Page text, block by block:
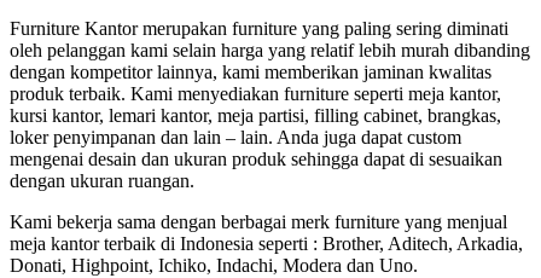
Furniture Kantor merupakan furniture yang paling sering diminati
oleh pelanggan kami selain harga yang relatif lebih murah dibanding
dengan kompetitor lainnya, kami memberikan jaminan kwalitas
produk terbaik. Kami menyediakan furniture seperti meja kantor,
kursi kantor, lemari kantor, meja partisi, filling cabinet, brangkas,
loker penyimpanan dan lain – lain. Anda juga dapat custom
mengenai desain dan ukuran produk sehingga dapat di sesuaikan
dengan ukuran ruangan.
Kami bekerja sama dengan berbagai merk furniture yang menjual
meja kantor terbaik di Indonesia seperti : Brother, Aditech, Arkadia,
Donati, Highpoint, Ichiko, Indachi, Modera dan Uno.